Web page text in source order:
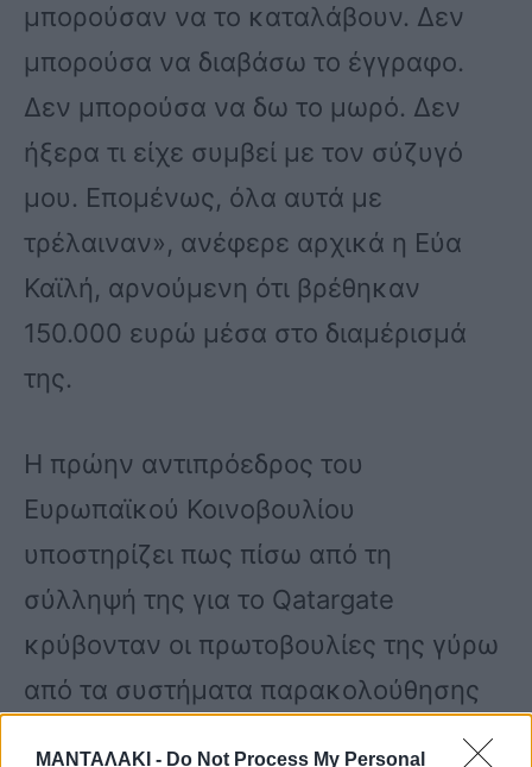
ΜΑΝΤΑΛΑΚΙ - Do Not Process My Personal
μπορούσαν να το καταλάβουν. Δεν
μπορούσα να διαβάσω το έγγραφο.
Δεν μπορούσα να δω το μωρό. Δεν
ήξερα τι είχε συμβεί με τον σύζυγό
μου. Επομένως, όλα αυτά με
τρέλαιναν», ανέφερε αρχικά η Εύα
Καϊλή, αρνούμενη ότι βρέθηκαν
150.000 ευρώ μέσα στο διαμέρισμά
της.
Η πρώην αντιπρόεδρος του
Ευρωπαϊκού Κοινοβουλίου
υποστηρίζει πως πίσω από τη
σύλληψή της για το Qatargate
κρύβονταν οι πρωτοβουλίες της γύρω
από τα συστήματα παρακολούθησης
των πολιτικών του Ευρωκοινοβουλίου.